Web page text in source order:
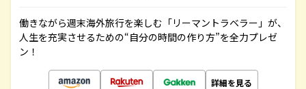
働きながら週末海外旅行を楽しむ「リーマントラベラー」が、
人生を充実させるための“自分の時間の作り方”を全力プレゼ
ン！
詳細を見る